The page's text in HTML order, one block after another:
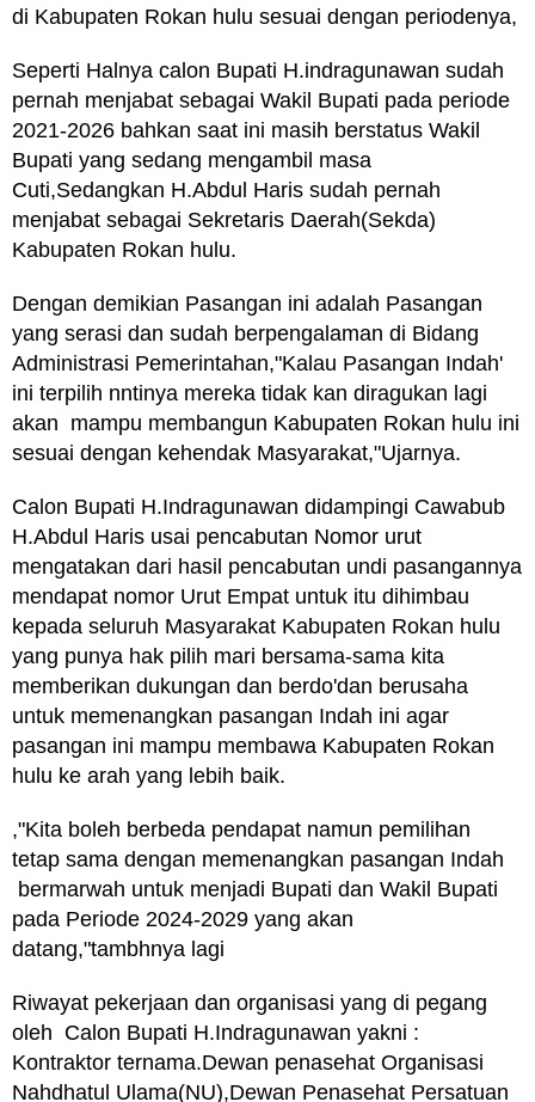
di Kabupaten Rokan hulu sesuai dengan periodenya,
Seperti Halnya calon Bupati H.indragunawan sudah
pernah menjabat sebagai Wakil Bupati pada periode
2021-2026 bahkan saat ini masih berstatus Wakil
Bupati yang sedang mengambil masa
Cuti,Sedangkan H.Abdul Haris sudah pernah
menjabat sebagai Sekretaris Daerah(Sekda)
Kabupaten Rokan hulu.
Dengan demikian Pasangan ini adalah Pasangan
yang serasi dan sudah berpengalaman di Bidang
Administrasi Pemerintahan,"Kalau Pasangan Indah'
ini terpilih nntinya mereka tidak kan diragukan lagi
akan mampu membangun Kabupaten Rokan hulu ini
sesuai dengan kehendak Masyarakat,"Ujarnya.
Calon Bupati H.Indragunawan didampingi Cawabub
H.Abdul Haris usai pencabutan Nomor urut
mengatakan dari hasil pencabutan undi pasangannya
mendapat nomor Urut Empat untuk itu dihimbau
kepada seluruh Masyarakat Kabupaten Rokan hulu
yang punya hak pilih mari bersama-sama kita
memberikan dukungan dan berdo'dan berusaha
untuk memenangkan pasangan Indah ini agar
pasangan ini mampu membawa Kabupaten Rokan
hulu ke arah yang lebih baik.
,"Kita boleh berbeda pendapat namun pemilihan
tetap sama dengan memenangkan pasangan Indah
bermarwah untuk menjadi Bupati dan Wakil Bupati
pada Periode 2024-2029 yang akan
datang,"tambhnya lagi
Riwayat pekerjaan dan organisasi yang di pegang
oleh Calon Bupati H.Indragunawan yakni :
Kontraktor ternama.Dewan penasehat Organisasi
Nahdhatul Ulama(NU),Dewan Penasehat Persatuan